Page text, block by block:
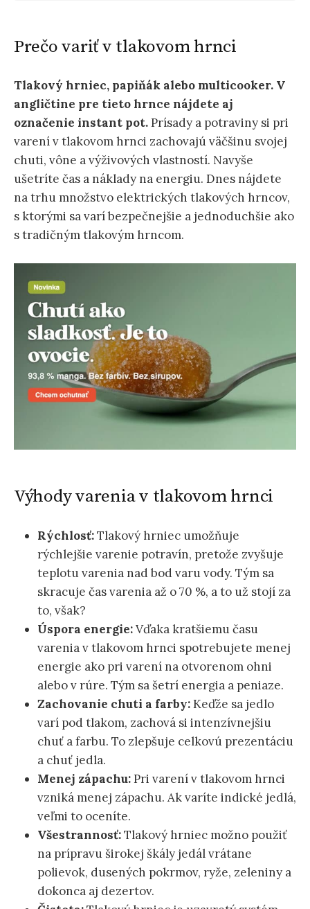
Prečo variť v tlakovom hrnci
Tlakový hrniec, papiňák alebo multicooker. V
angličtine pre tieto hrnce nájdete aj
označenie instant pot.Prísady a potraviny si pri
varení v tlakovom hrnci zachovajú väčšinu svojej
chuti, vône a výživových vlastností. Navyše
ušetríte čas a náklady na energiu. Dnes nájdete
na trhu množstvo elektrických tlakových hrncov,
s ktorými sa varí bezpečnejšie a jednoduchšie ako
s tradičným tlakovým hrncom.
Výhody varenia v tlakovom hrnci
Rýchlosť:Tlakový hrniec umožňuje
rýchlejšie varenie potravín, pretože zvyšuje
teplotu varenia nad bod varu vody. Tým sa
skracuje čas varenia až o 70 %, a to už stojí za
to, však?
Úspora energie:Vďaka kratšiemu času
varenia v tlakovom hrnci spotrebujete menej
energie ako pri varení na otvorenom ohni
alebo v rúre. Tým sa šetrí energia a peniaze.
Zachovanie chuti a farby:Keďže sa jedlo
varí pod tlakom, zachová si intenzívnejšiu
chuť a farbu. To zlepšuje celkovú prezentáciu
a chuť jedla.
Menej zápachu:Pri varení v tlakovom hrnci
vzniká menej zápachu. Ak varíte indické jedlá,
veľmi to oceníte.
Všestrannosť:Tlakový hrniec možno použiť
na prípravu širokej škály jedál vrátane
polievok, dusených pokrmov, ryže, zeleniny a
dokonca aj dezertov.